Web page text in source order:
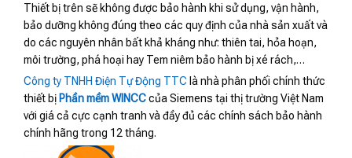
Thiết bị trên sẽ không được bảo hành khi sử dụng, vận hành,
bảo dưỡng không đúng theo các quy định của nhà sản xuất và
do các nguyên nhân bất khả kháng như: thiên tai, hỏa hoạn,
môi trường, phá hoại hay Tem niêm bảo hành bị xé rách,…
Công ty TNHH Điện Tự Động TTC là nhà phân phối chính thức
thiết bịPhần mềm WINCCcủa Siemens tại thị trường Việt Nam
với giá cả cực cạnh tranh và đầy đủ các chính sách bảo hành
chính hãng trong 12 tháng.